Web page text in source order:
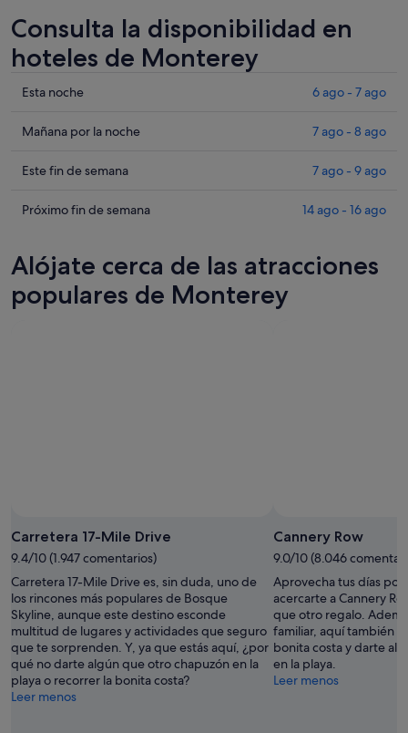
Consulta la disponibilidad en
hoteles de Monterey
Comprueba
precios
Monterey
esta
ago
7
Esta noche 6 ago - 7 ago
Comprueba
precios
Monterey
por
noche,
Mañana por la noche 7 ago - 8 ago
Comprueba
precios
para
fin
Este fin de semana 7 ago - 9 ago
Comprueba
en
Monterey
para
Próximo fin de semana 14 ago - 16 ago
Alójate cerca de las atracciones
populares de Monterey
Carretera 17-Mile Drive
9.4/10 (1.947 comentarios)
Carretera 17-Mile Drive es, sin duda, uno de
los rincones más populares de Bosque
Skyline, aunque este destino esconde
multitud de lugares y actividades que seguro
que te sorprenden. Y, ya que estás aquí, ¿por
qué no darte algún que otro chapuzón en la
playa o recorrer la bonita costa?
Leer menos
Cannery Row
9.0/10 (8.046
Aprovecha tus días
acercarte a Cannery
que otro regalo.
familiar, aquí también
bonita costa y darte
en la playa.
Leer menos